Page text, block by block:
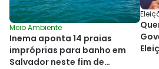
Meio Ambiente
Inema aponta 14 praias
impróprias para banho em
Salvador neste fim de